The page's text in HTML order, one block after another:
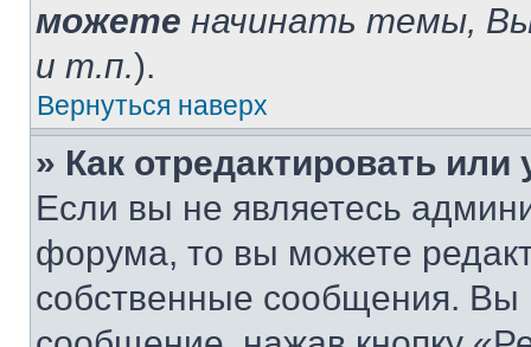
можете начинать темы,
и т.п.).
Вернуться наверх
» Как отредактировать
Если вы не являетесь
форума, то вы можете
собственные сообщения. Вы